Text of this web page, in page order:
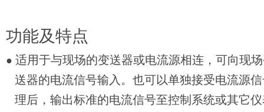
功能及特点
● 适用于与现场的变送器或电流源相连，可向现
送器的电流信号输入。也可以单独接受电流源
理后，输出标准的电流信号至控制系统或其它